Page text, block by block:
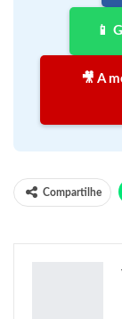
📱
🎥 A
Compartilhe